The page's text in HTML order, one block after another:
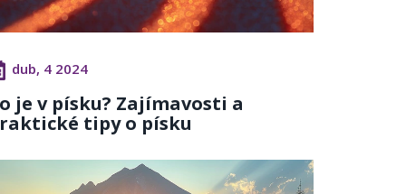
dub, 4 2024
je v písku? Zajímavosti a
tipy o písku